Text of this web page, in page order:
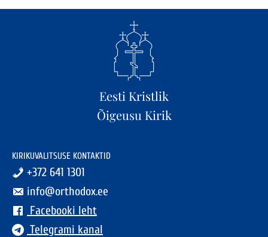
Eesti Kristlik
Õigeusu Kirik
KIRIKUVALITSUSE KONTAKTID
+372 641 1301
info@orthodox.ee
Facebooki leht
Telegrami kanal